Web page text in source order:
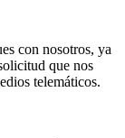
con nosotros, ya
que nos
telemáticos.